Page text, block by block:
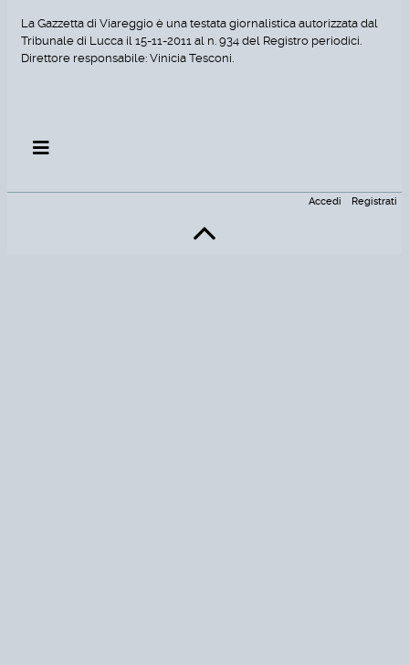
La Gazzetta di Viareggio è una testata giornalistica autorizzata dal
Tribunale di Lucca il 15-11-2011 al n. 934 del Registro periodici.
Direttore responsabile: Vinicia Tesconi.
Accedi Registrati